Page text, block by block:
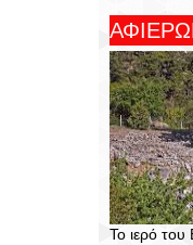
Το ιερό